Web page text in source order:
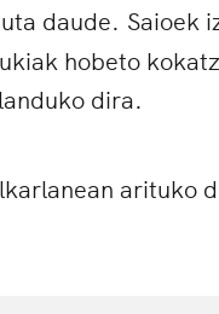
daude. Saioek
hobeto
dira.
arituko